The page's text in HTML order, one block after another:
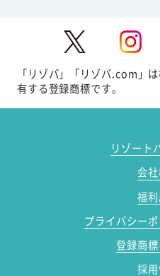
「リゾバ」「リゾバ.com」
有する登録商標です。
リゾート
会
福
プライバシー
登録商
採